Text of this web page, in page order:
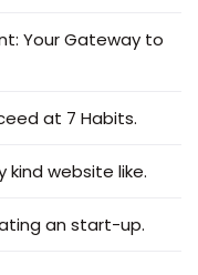
Your Gateway to
at 7 Habits.
kind website like.
an start-up.